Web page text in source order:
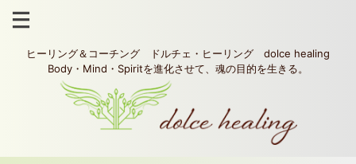
ヒーリング＆コーチング ドルチェ・ヒーリング dolce healing
Body・Mind・Spiritを進化させて、魂の目的を生きる。